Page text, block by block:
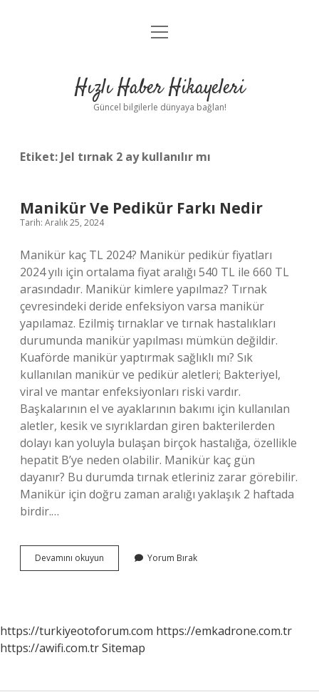
Anasayfa
Yasal Uyarı
menüyü
Hızlı Haber Hikayeleri
Güncel bilgilerle dünyaya bağlan!
Etiket: Jel tırnak 2 ay kullanılır mı
Manikür Ve Pedikür Farkı Nedir
Tarih: Aralık 25, 2024
Manikür kaç TL 2024? Manikür pedikür fiyatları
2024 yılı için ortalama fiyat aralığı 540 TL ile 660 TL
arasındadır. Manikür kimlere yapılmaz? Tırnak
çevresindeki deride enfeksiyon varsa manikür
yapılamaz. Ezilmiş tırnaklar ve tırnak hastalıkları
durumunda manikür yapılması mümkün değildir.
Kuaförde manikür yaptırmak sağlıklı mı? Sık
kullanılan manikür ve pedikür aletleri; Bakteriyel,
viral ve mantar enfeksiyonları riski vardır.
Başkalarının el ve ayaklarının bakımı için kullanılan
aletler, kesik ve sıyrıklardan giren bakterilerden
dolayı kan yoluyla bulaşan birçok hastalığa, özellikle
hepatit B’ye neden olabilir. Manikür kaç gün
dayanır? Bu durumda tırnak etleriniz zarar görebilir.
Manikür için doğru zaman aralığı yaklaşık 2 haftada
birdir.…
Devamını okuyun Manikür
Ve
Yorum Bırak
https://turkiyeotoforum.com https://emkadrone.com.tr
https://awifi.com.trSitemap